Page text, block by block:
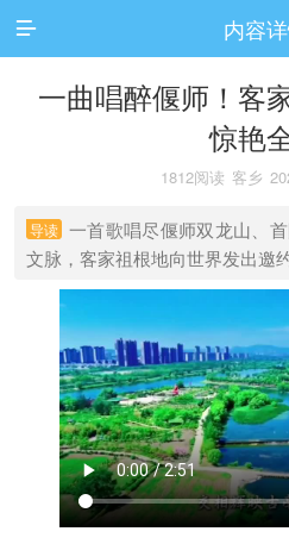
 内容
一曲唱醉偃师！客
惊艳
1812阅读 客乡
导读 一首歌唱尽偃师双龙山、
文脉，客家祖根地向世界发出邀约